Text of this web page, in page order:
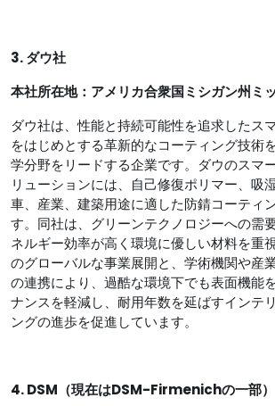
3. ダウ社
本社所在地：アメリカ合衆国ミシガン州ミ
ダウ社は、性能と持続可能性を追求したス
をはじめとする革新的なコーティング技術
学分野をリードする企業です。ダウのスマ
リューションには、自己修復ポリマー、吸
車、産業、建築用途に適した防錆コーティ
す。同社は、グリーンテクノロジーへの需
ネルギー効率が高く環境に優しい材料を重
のグローバルな事業展開と、学術機関や産
の連携により、過酷な環境下でも表面機能
ナンスを軽減し、耐用年数を延ばすインテ
ングの進歩を促進しています。
4. DSM（現在はDSM-Firmenichの一部）